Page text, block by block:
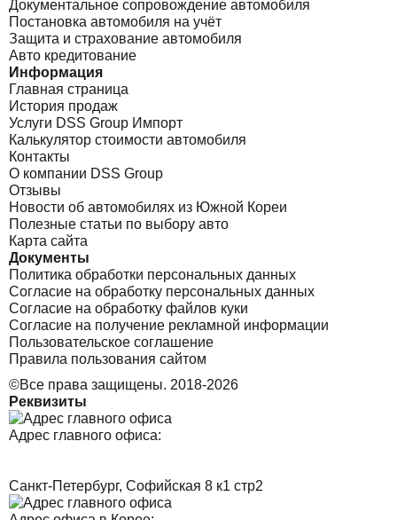
Документальное сопровождение автомобиля
Постановка автомобиля на учёт
Защита и страхование автомобиля
Авто кредитование
Информация
Главная страница
История продаж
Услуги DSS Group Импорт
Калькулятор стоимости автомобиля
Контакты
О компании DSS Group
Отзывы
Новости об автомобилях из Южной Кореи
Полезные статьи по выбору авто
Карта сайта
Документы
Политика обработки персональных данных
Согласие на обработку персональных данных
Согласие на обработку файлов куки
Согласие на получение рекламной информации
Пользовательское соглашение
Правила пользования сайтом
©Все права защищены. 2018-2026
Реквизиты
Адрес главного офиса:
Санкт-Петербург, Софийская 8 к1 стр2